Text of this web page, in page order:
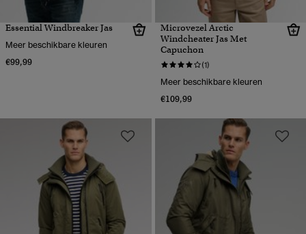
Essential Windbreaker Jas
Meer beschikbare kleuren
€99,99
Microvezel Arctic
Windcheater Jas Met
Capuchon
(1)
Meer beschikbare kleuren
€109,99